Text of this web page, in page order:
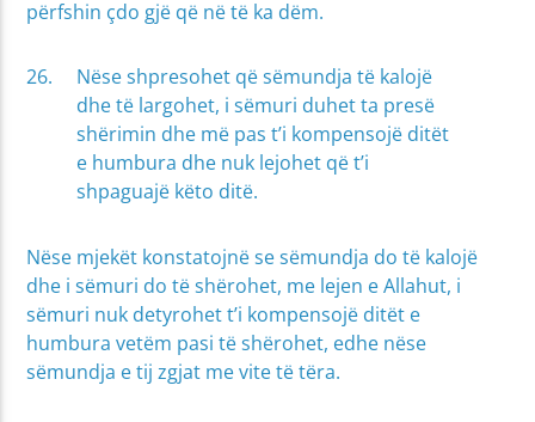
përfshin çdo gjë që në të ka dëm.
Nëse shpresohet që sëmundja të kalojë
dhe të largohet, i sëmuri duhet ta presë
shërimin dhe më pas t’i kompensojë ditët
e humbura dhe nuk lejohet që t’i
shpaguajë këto ditë.
Nëse mjekët konstatojnë se sëmundja do të kalojë
dhe i sëmuri do të shërohet, me lejen e Allahut, i
sëmuri nuk detyrohet t’i kompensojë ditët e
humbura vetëm pasi të shërohet, edhe nëse
sëmundja e tij zgjat me vite të tëra.